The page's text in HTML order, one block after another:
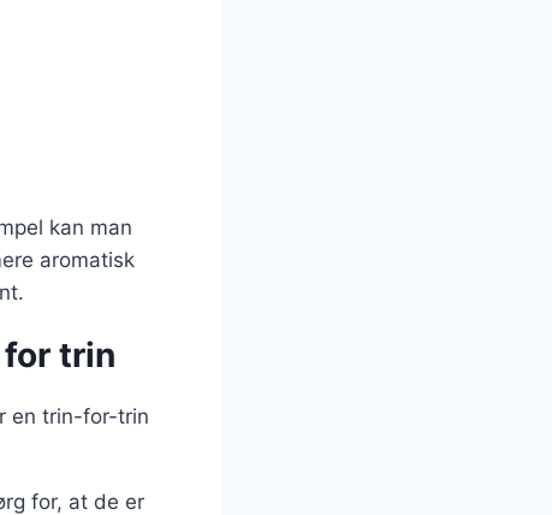
kan man
aromatisk
for trin
en trin-for-trin
for, at de er